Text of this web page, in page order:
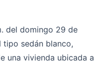
del domingo 29 de
tipo sedán blanco,
una vivienda ubicada a